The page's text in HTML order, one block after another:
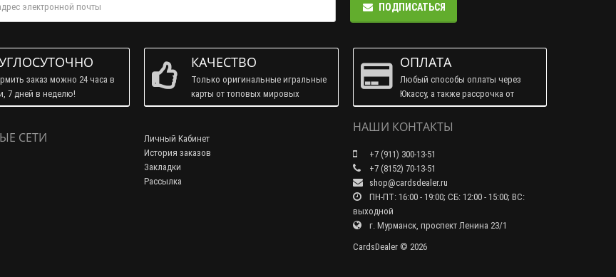
ПОДПИСАТЬСЯ
заказ можно 24 часа в
7 дней в неделю!
КАЧЕСТВО
Только оригинальные игральные
карты от топовых мировых
брендов!
ОПЛАТА
Любый способы оплаты через
Юкассу, а также рассрочка от
Тинькофф.
СЕТИ
Личный Кабинет
История заказов
Закладки
Рассылка
НАШИ КОНТАКТЫ
+7 (911) 300-13-51
+7 (8152) 70-13-51
shop@cardsdealer.ru
ПН-ПТ: 16:00 - 19:00; СБ: 12:00 - 15:00; ВС:
выходной
г. Мурманск, проспект Ленина 23/1
CardsDealer © 2026